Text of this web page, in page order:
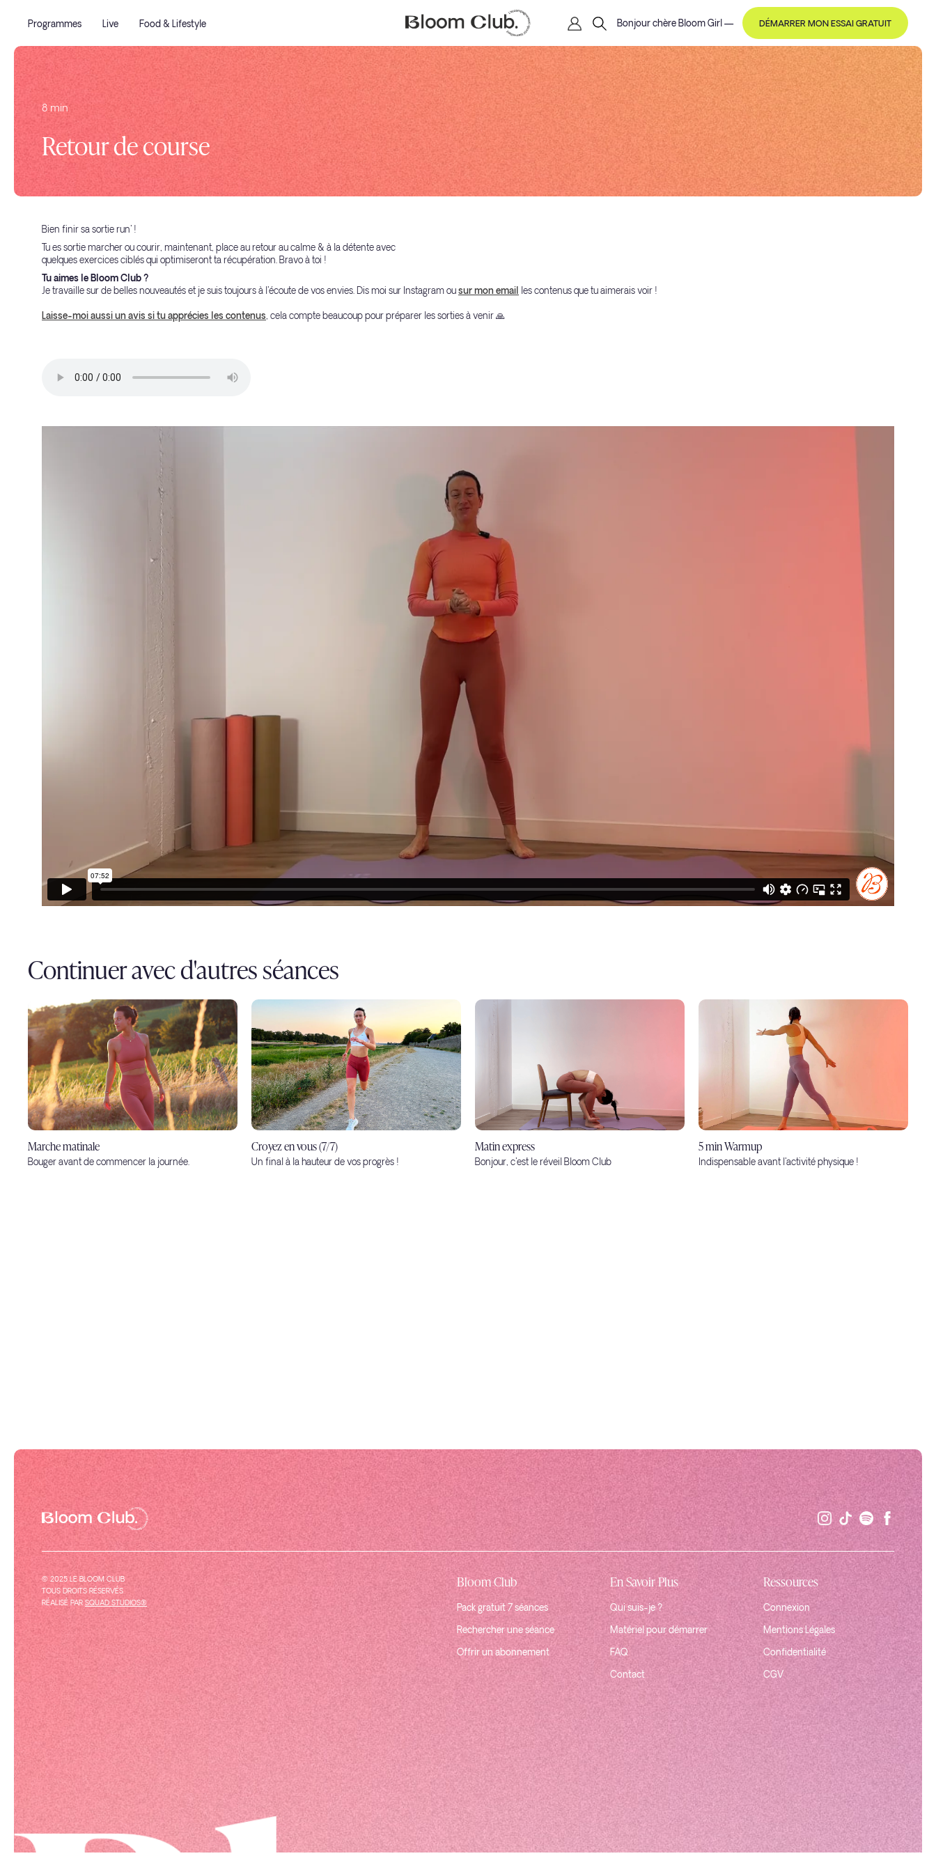
Programmes Live Food & Lifestyle Bonjourchère Bloom Girl— DÉMARRER MON ESSAI GRATUIT
8 min
Retour de course
Bien finir sa sortie run' !
Tu es sortie marcher ou courir, maintenant, place au retour au calme & à la détente avec
quelques exercices ciblés qui optimiseront ta récupération. Bravo à toi !
Tu aimes le Bloom Club ?
Je travaille sur de belles nouveautés et je suis toujours à l'écoute de vos envies. Dis moi sur Instagram ousur mon email les contenus que tu aimerais voir !
Laisse-moi aussi un avis si tu apprécies les contenus, cela compte beaucoup pour préparer les sorties à venir 🙏
Continuer avec d'autres séances
Marche matinale
Bouger avant de commencer la journée.
Croyez en vous (7/7)
Un final à la hauteur de vos progrès !
Matin express
Bonjour, c'est le réveil Bloom Club
5 min Warmup
Indispensable avant l'activité physique !
© 2025 LE BLOOM CLUB
TOUS DROITS RÉSERVÉS
RÉALISÉ PAR SQUAD STUDIOS®
Bloom Club
Pack gratuit 7 séances
Rechercher une séance
Offrir un abonnement
En Savoir Plus
Qui suis-je ?
Matériel pour démarrer
FAQ
Contact
Ressources
Connexion
Mentions Légales
Confidentialité
CGV